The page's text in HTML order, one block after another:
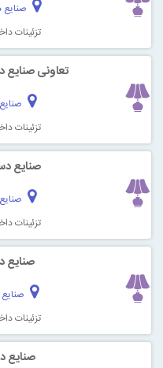
تزئینات
تعاونی صنایع
تزئینات
صنایع
تزئینات
صنایع
تزئینات
صنایع